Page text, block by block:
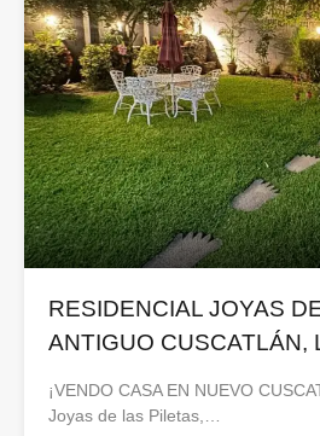
RESIDENCIAL JOYAS
ANTIGUO CUSCATLÁN,
¡VENDO CASA EN NUEVO
Joyas de las Piletas,…